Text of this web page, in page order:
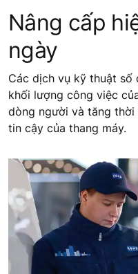
Nâng cấp
ngày
Các dịch vụ kỹ thuật số
khối lượng công việc
dòng người và tăng
tin cậy của thang máy.